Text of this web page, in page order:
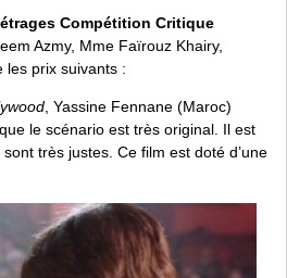
Compétition Critique
Azmy, Mme Faïrouz Khairy,
les prix suivants :
, Yassine Fennane (Maroc)
le scénario est très original. Il est
très justes. Ce film est doté d’une